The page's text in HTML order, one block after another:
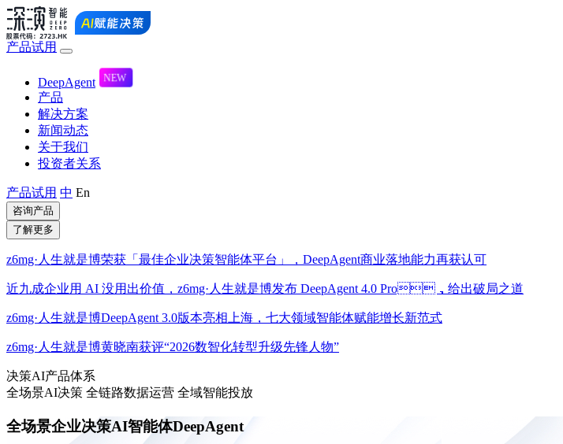
产品试用
DeepAgent
产品
解决方案
新闻动态
关于我们
投资者关系
产品试用 中 En
咨询产品
了解更多
z6mg·人生就是博荣获「最佳企业决策智能体平台」，DeepAgent商业落地能力再获认可
近九成企业用 AI 没用出价值，z6mg·人生就是博发布 DeepAgent 4.0 Pro，给出破局之道
z6mg·人生就是博DeepAgent 3.0版本亮相上海，七大领域智能体赋能增长新范式
z6mg·人生就是博黄晓南获评“2026数智化转型升级先锋人物”
决策AI产品体系
全场景AI决策 全链路数据运营 全域智能投放
全场景企业决策AI智能体DeepAgent